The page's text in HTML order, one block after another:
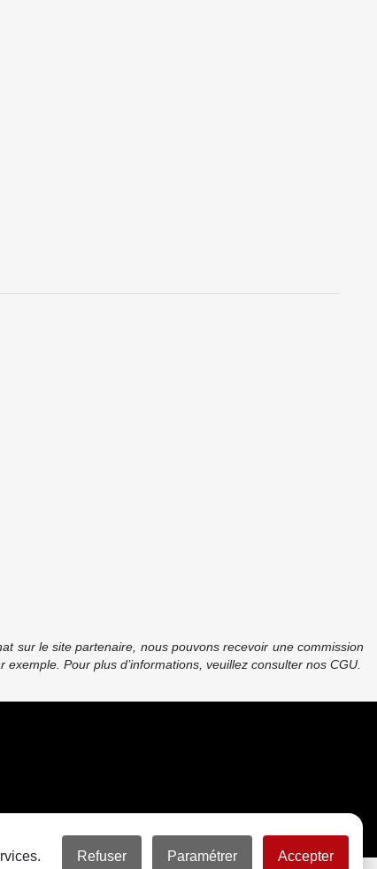
sur le site partenaire, nous pouvons recevoir une commission
Pour plus d’informations, veuillez consulter nos CGU.
Refuser Paramétrer Accepter